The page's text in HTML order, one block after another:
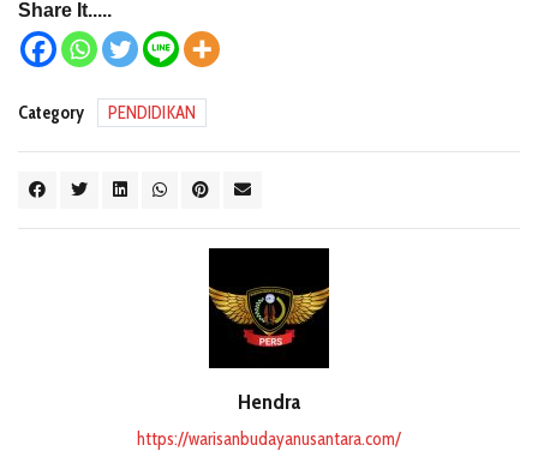
Share It.....
Category PENDIDIKAN
Hendra
https://warisanbudayanusantara.com/